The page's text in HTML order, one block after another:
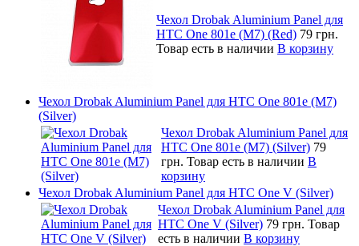
Чехол Drobak Aluminium Panel для
HTC One 801e (M7) (Red) 79 грн.
Товар есть в наличии В корзину
Чехол Drobak Aluminium Panel для HTC One 801e (M7)
(Silver)
Чехол Drobak Aluminium Panel для
HTC One 801e (M7) (Silver) 79
грн. Товар есть в наличии В
корзину
Чехол Drobak Aluminium Panel для HTC One V (Silver)
Чехол Drobak Aluminium Panel для
HTC One V (Silver) 79 грн. Товар
есть в наличии В корзину